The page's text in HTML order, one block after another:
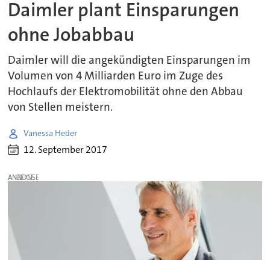
Daimler plant Einsparungen
ohne Jobabbau
Daimler will die angekündigten Einsparungen im
Volumen von 4 Milliarden Euro im Zuge des
Hochlaufs der Elektromobilität ohne den Abbau
von Stellen meistern.
Vanessa Heder
12. September 2017
ANZEIGE